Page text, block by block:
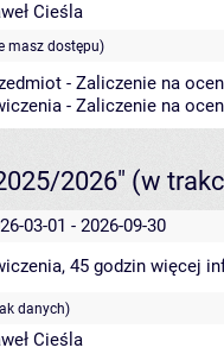
Cieśla
masz dostępu)
- Zaliczenie na
- Zaliczenie na
2026" (w
03-01 - 2026-09-30
45 godzin więcej
danych)
Cieśla